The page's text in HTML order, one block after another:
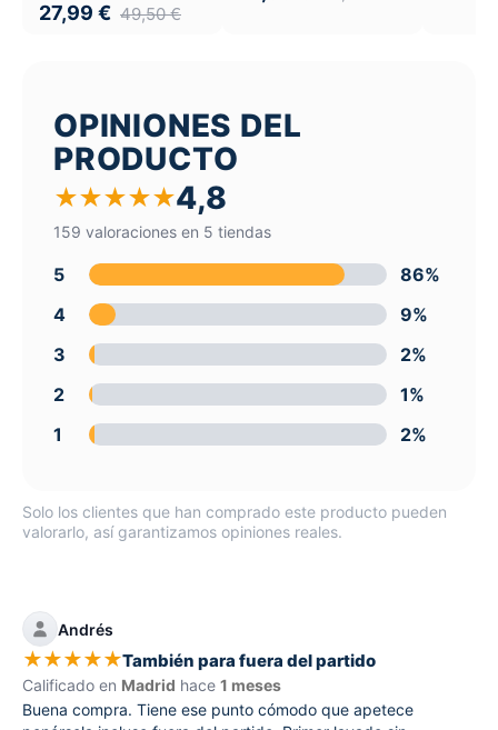
27,99 € 49,50€
OPINIONES DEL
PRODUCTO
★★★★★4,8
159 valoraciones en 5 tiendas
5
86%
4
9%
3
2%
2
1%
1
2%
Solo los clientes que han comprado este producto pueden
valorarlo, así garantizamos opiniones reales.
Andrés
★★★★★También para fuera del partido
Calificado en Madrid hace 1 meses
Buena compra. Tiene ese punto cómodo que apetece